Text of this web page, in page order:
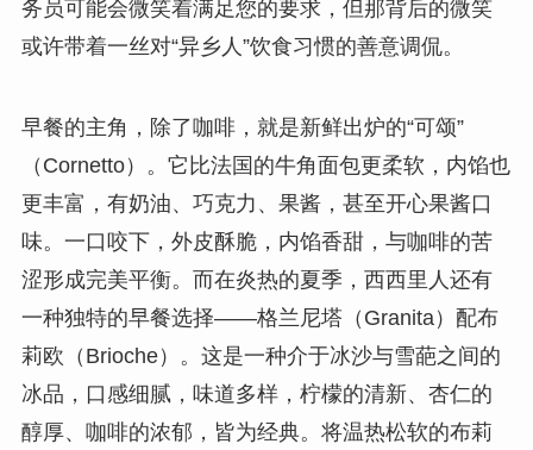
务员可能会微笑着满足您的要求，但那背后的微笑
或许带着一丝对“异乡人”饮食习惯的善意调侃。
早餐的主角，除了咖啡，就是新鲜出炉的“可颂”
（Cornetto）。它比法国的牛角面包更柔软，内馅也
更丰富，有奶油、巧克力、果酱，甚至开心果酱口
味。一口咬下，外皮酥脆，内馅香甜，与咖啡的苦
涩形成完美平衡。而在炎热的夏季，西西里人还有
一种独特的早餐选择——格兰尼塔（Granita）配布
莉欧（Brioche）。这是一种介于冰沙与雪葩之间的
冰品，口感细腻，味道多样，柠檬的清新、杏仁的
醇厚、咖啡的浓郁，皆为经典。将温热松软的布莉